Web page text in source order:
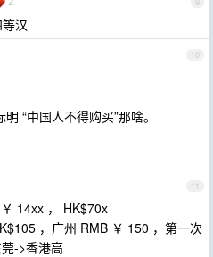
汉
10
“中国人不得购买”那啥。
11
14xx ， HK$70x
，广州 RMB ￥ 150 ，第一次
->香港高